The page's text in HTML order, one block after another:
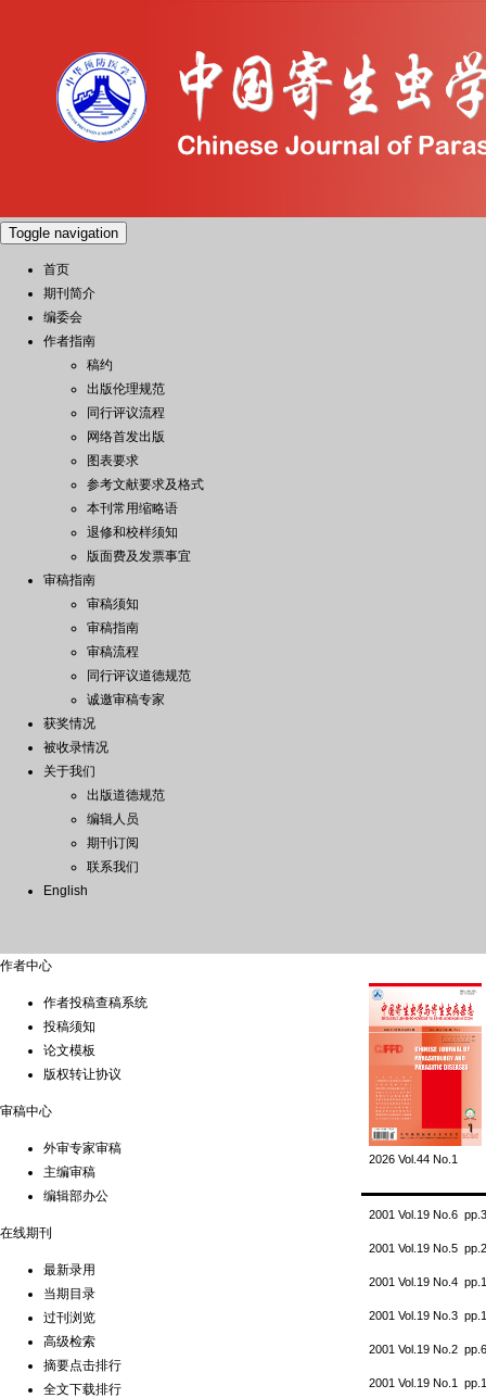
Toggle navigation
首页
期刊简介
编委会
作者指南
稿约
出版伦理规范
同行评议流程
网络首发出版
图表要求
参考文献要求及格式
本刊常用缩略语
退修和校样须知
版面费及发票事宜
审稿指南
审稿须知
审稿指南
审稿流程
同行评议道德规范
诚邀审稿专家
获奖情况
被收录情况
关于我们
出版道德规范
编辑人员
期刊订阅
联系我们
English
作者中心
作者投稿查稿系统
投稿须知
论文模板
版权转让协议
审稿中心
外审专家审稿
主编审稿
编辑部办公
在线期刊
最新录用
当期目录
过刊浏览
高级检索
摘要点击排行
全文下载排行
2026 Vol.44 No.1
2001 Vol.19 No.6
2001 Vol.19 No.5
2001 Vol.19 No.4
2001 Vol.19 No.3
2001 Vol.19 No.2
2001 Vol.19 No.1